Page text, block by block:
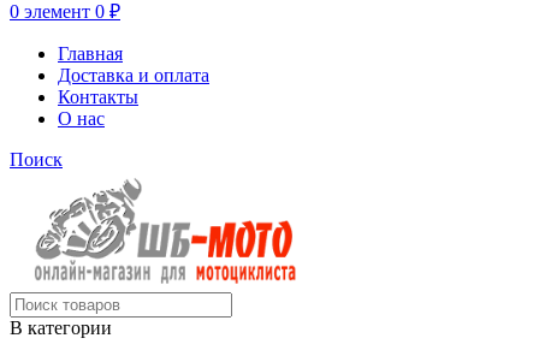
0 элемент 0 ₽
Главная
Доставка и оплата
Контакты
О нас
Поиск
В категории